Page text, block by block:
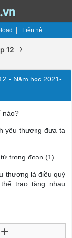
Liên hệ
12 ›
- Năm học 2021-
nào?
yêu thương đưa ta
trong đoạn (1).
thương là điều quý
trao tặng nhau